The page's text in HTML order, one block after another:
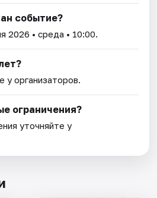
событие?
2026 • среда • 10:00.
у организаторов.
ограничения?
уточняйте у